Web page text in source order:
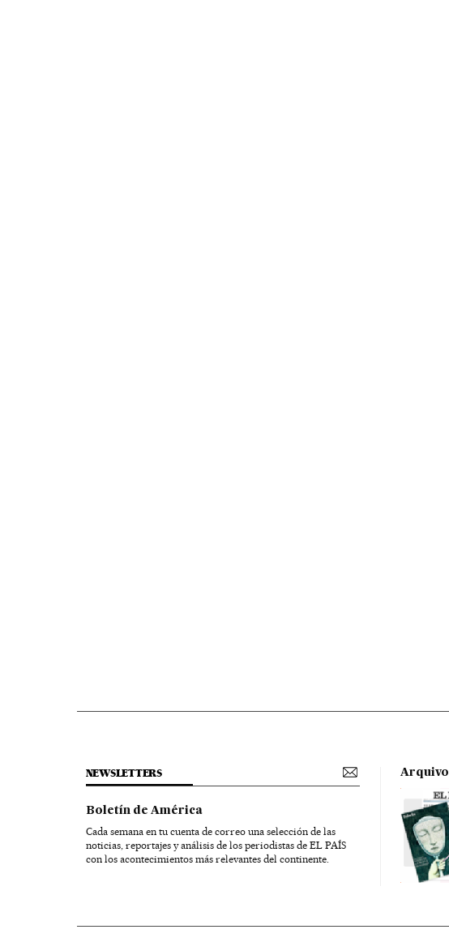
NEWSLETTERS
Boletín de América
Cada semana en tu cuenta de correo una selección de las
noticias, reportajes y análisis de los periodistas de EL PAÍS
con los acontecimientos más relevantes del continente.
Arquivo